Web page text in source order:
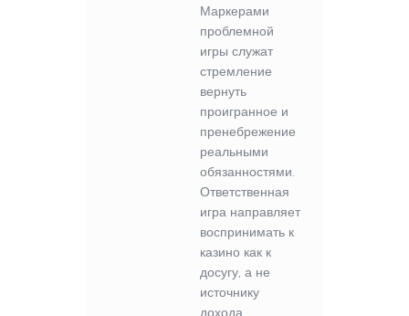
Маркерами
проблемной
игры служат
стремление
вернуть
проигранное и
пренебрежение
реальными
обязанностями.
Ответственная
игра направляет
воспринимать к
казино как к
досугу, а не
источнику
дохода.